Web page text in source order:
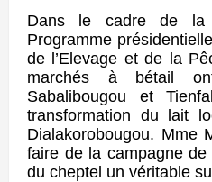
Dans le cadre de
Programme
de l’Elevage et de la
marchés à bétail
Sabalibougou et
transformation du lait
Dialakorobougou. Mme
faire de la campagne
du cheptel un véritable